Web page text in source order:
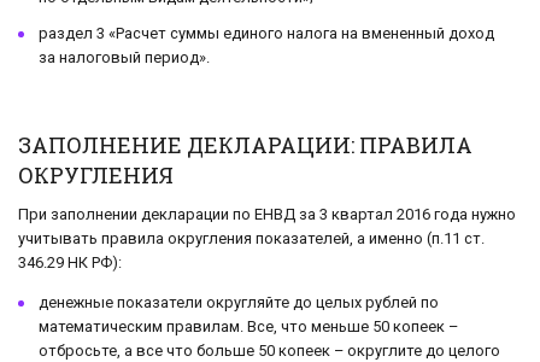
раздел 3 «Расчет суммы единого налога на вмененный доход
за налоговый период».
ЗАПОЛНЕНИЕ ДЕКЛАРАЦИИ: ПРАВИЛА
ОКРУГЛЕНИЯ
При заполнении декларации по ЕНВД за 3 квартал 2016 года нужно
учитывать правила округления показателей, а именно (п.11 ст.
346.29 НК РФ):
денежные показатели округляйте до целых рублей по
математическим правилам. Все, что меньше 50 копеек –
отбросьте, а все что больше 50 копеек – округлите до целого